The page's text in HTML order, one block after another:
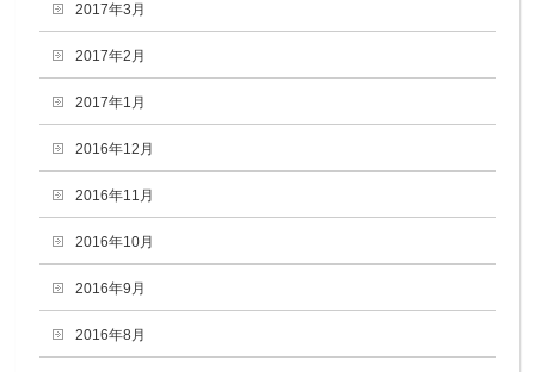
2017年3月
2017年2月
2017年1月
2016年12月
2016年11月
2016年10月
2016年9月
2016年8月